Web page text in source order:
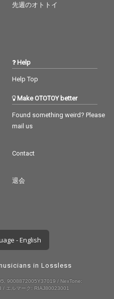
先週のオトトイ
Help
Help Top
Make OTOTOY better
Found something weird? Please
mail us
Contact
退会
- English
in Lossless
9008872005Y37019 / NexTone:
エルマーク: RIAJ80023001